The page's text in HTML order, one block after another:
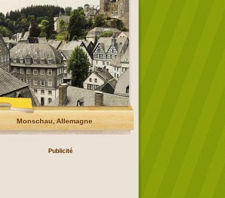
Monschau, Allemagne
Publicité